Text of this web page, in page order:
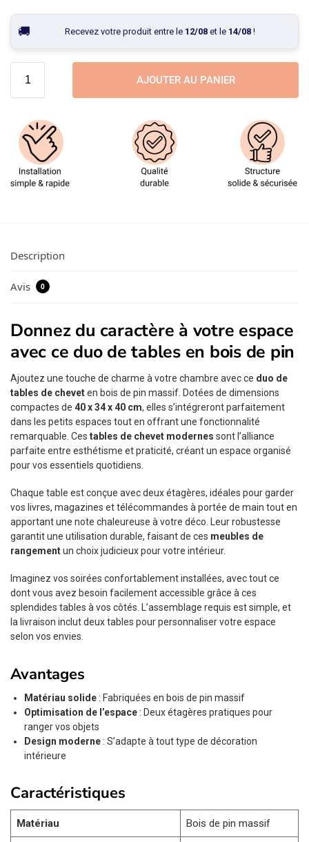
Recevez votre produit entre le 12/08et le 14/08!
AJOUTER AU PANIER
Description
Avis 0
Donnez du caractère à votre espace
avec ce duo de tables en bois de pin
Ajoutez une touche de charme à votre chambre avec ce duo de
tables de cheveten bois de pin massif. Dotées de dimensions
compactes de 40 x 34 x 40 cm, elles s’intégreront parfaitement
dans les petits espaces tout en offrant une fonctionnalité
remarquable. Ces tables de chevet modernes sont l’alliance
parfaite entre esthétisme et praticité, créant un espace organisé
pour vos essentiels quotidiens.
Chaque table est conçue avec deux étagères, idéales pour garder
vos livres, magazines et télécommandes à portée de main tout en
apportant une note chaleureuse à votre déco. Leur robustesse
garantit une utilisation durable, faisant de ces meubles de
rangementun choix judicieux pour votre intérieur.
Imaginez vos soirées confortablement installées, avec tout ce
dont vous avez besoin facilement accessible grâce à ces
splendides tables à vos côtés. L’assemblage requis est simple, et
la livraison inclut deux tables pour personnaliser votre espace
selon vos envies.
Avantages
Matériau solide : Fabriquées en bois de pin massif
Optimisation de l’espace : Deux étagères pratiques pour
ranger vos objets
Design moderne : S’adapte à tout type de décoration
intérieure
Caractéristiques
Matériau Bois de pin massif